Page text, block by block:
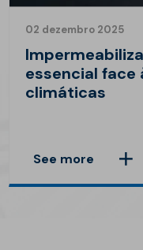
02 dezembro 2025
essencial face
climáticas
See more